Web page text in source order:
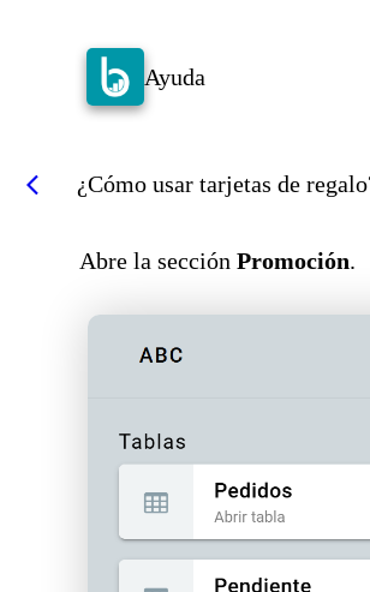
Ayuda
arrow_back_ios ¿Cómo usar tarjetas de
Abre la sección Promoción.